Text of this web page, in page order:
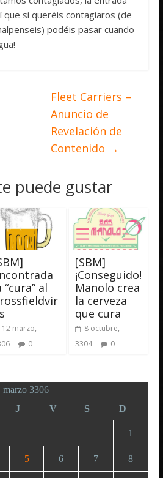
si queréis contagiaros (de
podéis pasar cuando
Fleet Carriers –
Anuncio de
Revelación de
Contenido →
puede gustar
“cura” al
12 marzo,
0
[SBM]
¡Conseguido!
Manolo crea
la cerveza
que cura
8 octubre,
3304
0
marzo 3306
J V S D
1
5 6 7 8